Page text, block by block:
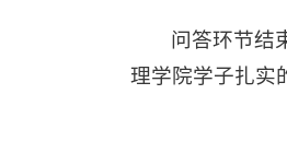
问答环节结
理学院学子扎实